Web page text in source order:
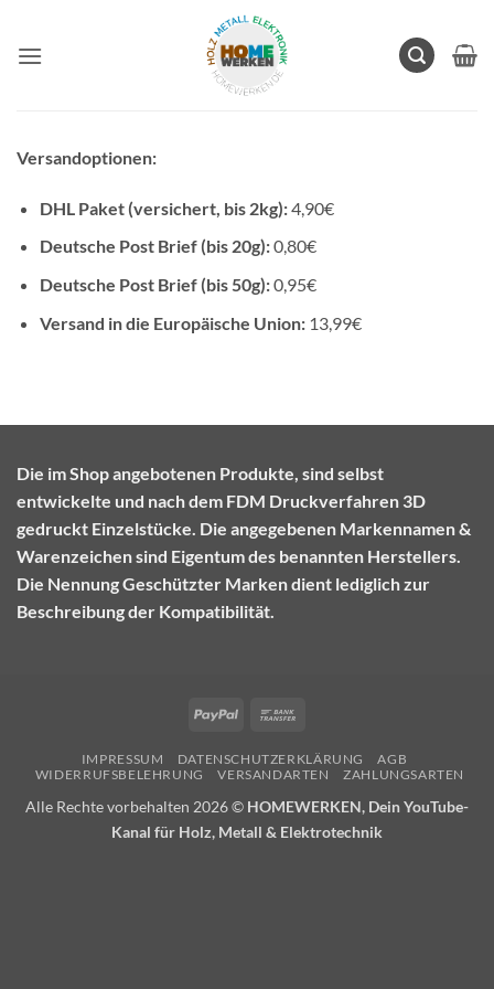
springen
Versandoptionen:
DHL Paket (versichert, bis 2kg):4,90€
Deutsche Post Brief (bis 20g):0,80€
Deutsche Post Brief (bis 50g):0,95€
Versand in die Europäische Union:13,99€
Die im Shop angebotenen Produkte, sind selbst
entwickelte und nach dem FDM Druckverfahren 3D
gedruckt Einzelstücke. Die angegebenen Markennamen &
Warenzeichen sind Eigentum des benannten Herstellers.
Die Nennung Geschützter Marken dient lediglich zur
Beschreibung der Kompatibilität.
PayPal
IMPRESSUM DATENSCHUTZERKLÄRUNG
AGB
WIDERRUFSBELEHRUNG
VERSANDARTEN ZAHLUNGSARTEN
Alle Rechte vorbehalten 2026 © HOMEWERKEN, Dein YouTube-
Kanal für Holz, Metall & Elektrotechnik